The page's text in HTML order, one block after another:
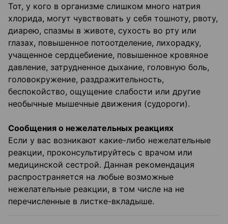
Тот, у кого в организме слишком много натрия
хлорида, могут чувствовать у себя тошноту, рвоту,
диарею, спазмы в животе, сухость во рту или
глазах, повышенное потоотделение, лихорадку,
учащенное сердцебиение, повышенное кровяное
давление, затрудненное дыхание, головную боль,
головокружение, раздражительность,
беспокойство, ощущение слабости или другие
необычные мышечные движения (судороги).
Сообщения о нежелательных реакциях
Если у вас возникают какие-либо нежелательные
реакции, проконсультируйтесь с врачом или
медицинской сестрой. Данная рекомендация
распространяется на любые возможные
нежелательные реакции, в том числе на не
перечисленные в листке-вкладыше.